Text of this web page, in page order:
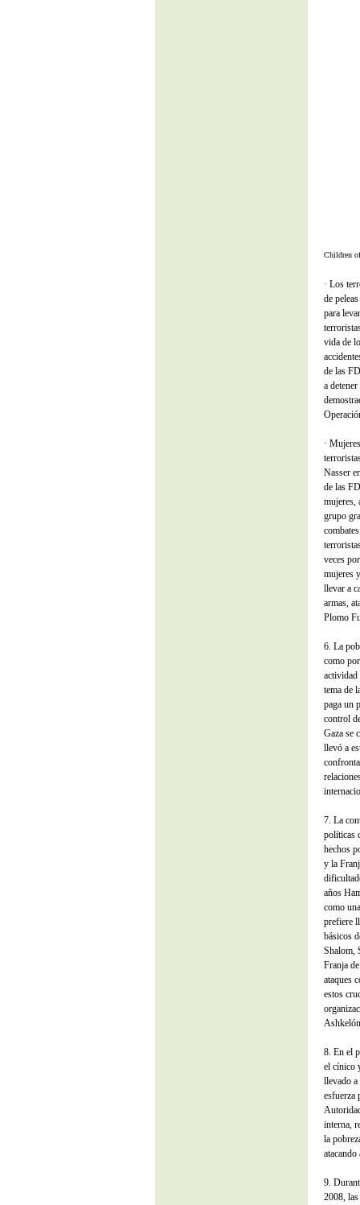
Children
· Los
de
para
vida de
de las
a
·
Nasser
de las
mujeres,
grupo
veces
mujeres
llevar a
armas,
Plomo
6. La
como
actividad
tema de
paga un
control
Gaza se
llevó a
7. La
políticas
hechos
y la
años
como
prefiere
básicos
Shalom,
Franja
ataques
estos
8. En el
el cínico
llevado a
esfuerza
interna,
la
9.
2008,